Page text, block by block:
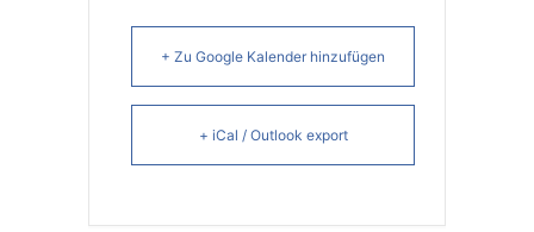
+ Zu Google Kalender hinzufügen
+ iCal / Outlook export